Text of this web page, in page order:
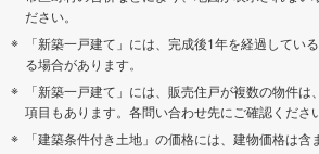
ださい。
「新築一戸建て」には、完成後1年を経過してい
る場合があります。
「新築一戸建て」には、販売住戸が複数の物件
項目もあります。各問い合わせ先にご確認ください
「建築条件付き土地」の価格には、建物価格は含